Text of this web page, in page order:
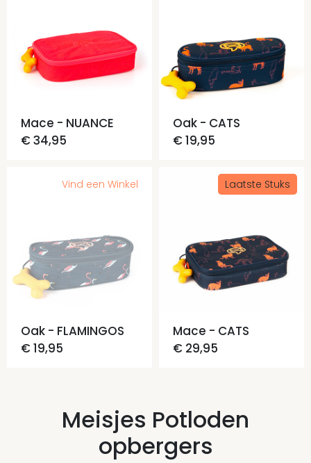
Mace - NUANCE
€ 34,95
Oak - CATS
€ 19,95
Vind een Winkel
Oak - FLAMINGOS
€ 19,95
Laatste Stuks
Mace - CATS
€ 29,95
Meisjes Potloden
opbergers